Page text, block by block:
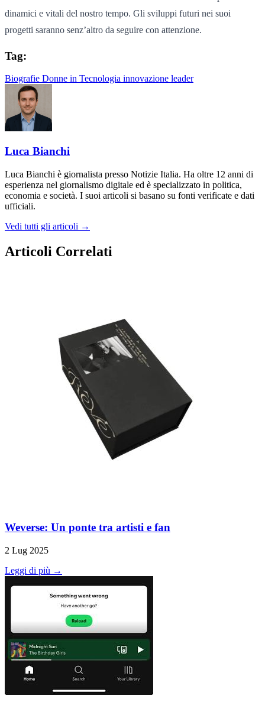
dinamici e vitali del nostro tempo. Gli sviluppi futuri nei suoi
progetti saranno senz’altro da seguire con attenzione.
Tag:
Biografie Donne in Tecnologia innovazione leader
Luca Bianchi
Luca Bianchi è giornalista presso Notizie Italia. Ha oltre 12 anni di
esperienza nel giornalismo digitale ed è specializzato in politica,
economia e società. I suoi articoli si basano su fonti verificate e dati
ufficiali.
Vedi tutti gli articoli →
Articoli Correlati
Weverse: Un ponte tra artisti e fan
2 Lug 2025
Leggi di più →